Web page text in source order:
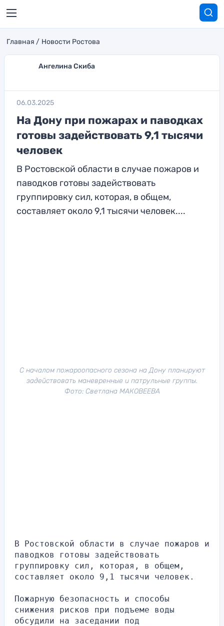
Главная Новости Ростова
Ангелина Скиба
06.03.2025
На Дону при пожарах и паводках
готовы задействовать 9,1 тысячи
человек
В Ростовской области в случае пожаров и
паводков готовы задействовать
группировку сил, которая, в общем,
составляет около 9,1 тысячи человек....
С началом пожароопасного сезона на Дону планируют
задействовать маневренные и патрульные группы.
Фото: Светлана МАКОВЕЕВА
В Ростовской области в случае пожаров и
паводков готовы задействовать
группировку сил, которая, в общем,
составляет около 9,1 тысячи человек.
Пожарную безопасность и способы
снижения рисков при подъеме воды
обсудили на заседании под